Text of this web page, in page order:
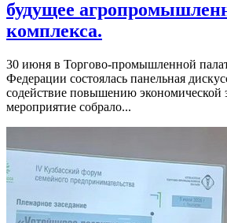
будущее
комплекса.
30 июня в Торгово-промышленной
Федерации состоялась панельная
содействие повышению
мероприятие собрало...